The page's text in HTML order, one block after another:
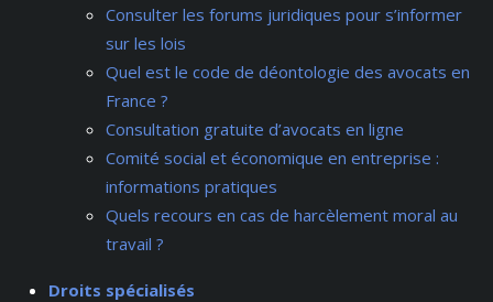
Consulter les forums juridiques pour s’informer
sur les lois
Quel est le code de déontologie des avocats en
France ?
Consultation gratuite d’avocats en ligne
Comité social et économique en entreprise :
informations pratiques
Quels recours en cas de harcèlement moral au
travail ?
Droits spécialisés